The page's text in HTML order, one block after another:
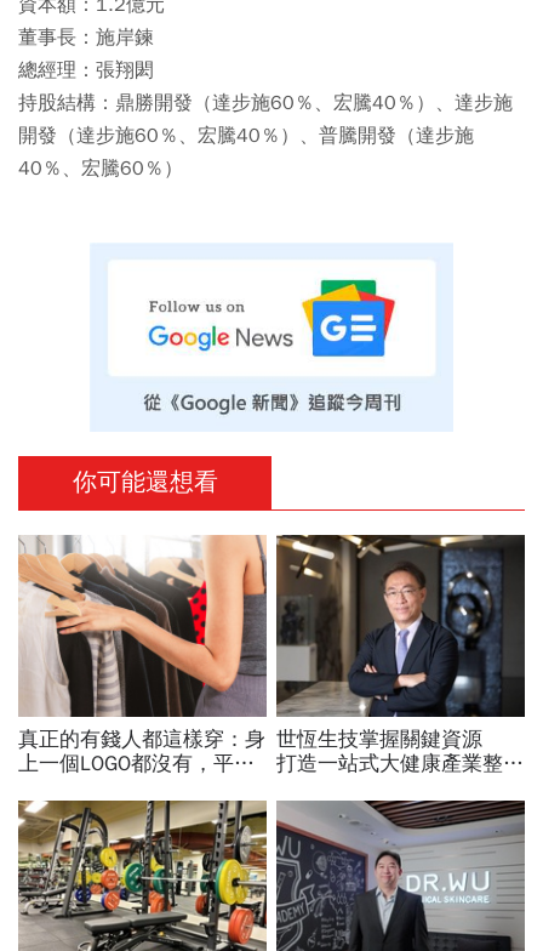
資本額：1.2億元
董事長：施岸鍊
總經理：張翔閎
持股結構：鼎勝開發（達步施60％、宏騰40％）、達步施
開發（達步施60％、宏騰40％）、普騰開發（達步施
40％、宏騰60％）
你可能還想看
真正的有錢人都這樣穿：身
上一個LOGO都沒有，平凡
頂奢富豪的花錢智慧
世恆生技掌握關鍵資源
打造一站式大健康產業整合